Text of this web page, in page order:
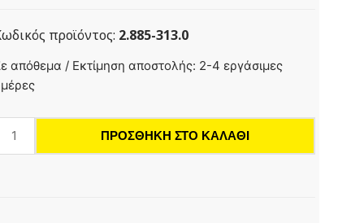
προϊόντος: 2.885-313.0
απόθεμα / Εκτίμηση αποστολής: 2-4 εργάσιμες
Classic,
ΠΡΟΣΘΉΚΗ ΣΤΟ ΚΑΛΆΘΙ